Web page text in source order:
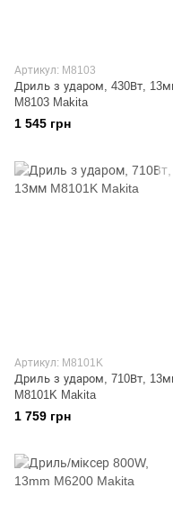
Артикул: M8103
Дриль з ударом, 430Вт,
M8103 Makita
1 545 грн
Артикул: M8101K
Дриль з ударом, 710Вт,
M8101K Makita
1 759 грн